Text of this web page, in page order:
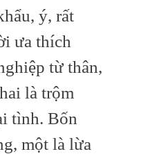
ý, rất
ưa thích
từ thân,
là trộm
tình. Bốn
một là lừa